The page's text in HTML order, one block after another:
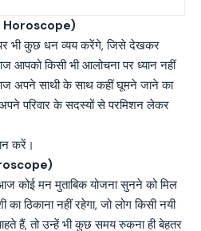
Horoscope)
भी कुछ धन व्यय करेंगे, जिसे देखकर
किसी भी आलोचना पर ध्यान नहीं
अपने साथी के साथ कहीं घूमने जाने का
परिवार के सदस्यों से परमिशन लेकर
करें।
आज कोई मन मुताबिक योजना सुनने को मिल
ठिकाना नहीं रहेगा, जो लोग किसी नयी
हैं, तो उन्हें भी कुछ समय रुकना ही बेहतर